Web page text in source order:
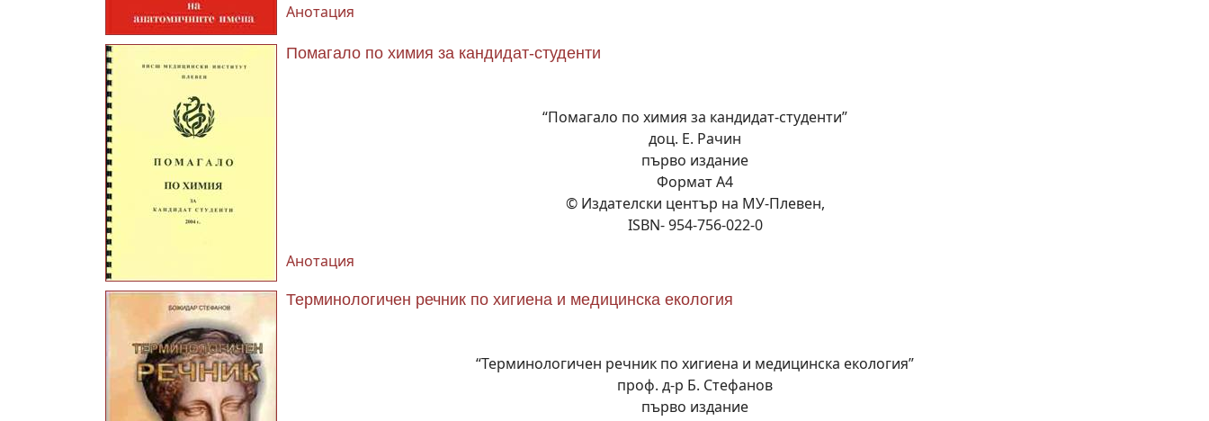
Анотация
Помагало по химия за кандидат-студенти
“Помагало по химия за кандидат-студенти”
доц. Е. Рачин
първо издание
Формат А4
© Издателски център на МУ-Плевен,
ISBN- 954-756-022-0
Анотация
Терминологичен речник по хигиена и медицинска екология
“Терминологичен речник по хигиена и медицинска екология”
проф. д-р Б. Стефанов
първо издание